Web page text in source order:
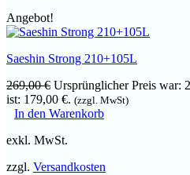
Angebot!
Saeshin Strong 210+105L
269,00€ Ursprünglicher Preis war:
ist: 179,00 €. (zzgl. MwSt)
In den Warenkorb
exkl. MwSt.
zzgl. Versandkosten